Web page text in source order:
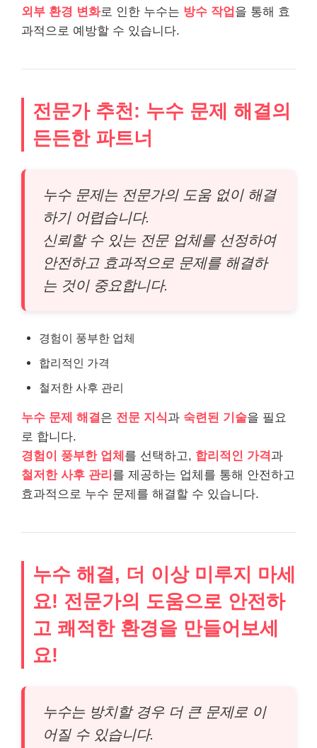
외부 환경 변화로 인한 누수는 방수 작업 을 통해 효
과적으로 예방할 수 있습니다.
전문가 추천: 누수 문제 해결의
든든한 파트너
누수 문제는 전문가의 도움 없이 해결
하기 어렵습니다.
신뢰할 수 있는 전문 업체를 선정하여
안전하고 효과적으로 문제를 해결하
는 것이 중요합니다.
경험이 풍부한 업체
합리적인 가격
철저한 사후 관리
누수 문제 해결 은 전문 지식과 숙련된 기술을 필요
로 합니다.
경험이 풍부한 업체 를 선택하고, 합리적인 가격 과
철저한 사후 관리 를 제공하는 업체를 통해 안전하고
효과적으로 누수 문제를 해결할 수 있습니다.
누수 해결, 더 이상 미루지 마세
요! 전문가의 도움으로 안전하
고 쾌적한 환경을 만들어보세
요!
누수는 방치할 경우 더 큰 문제로 이
어질 수 있습니다.